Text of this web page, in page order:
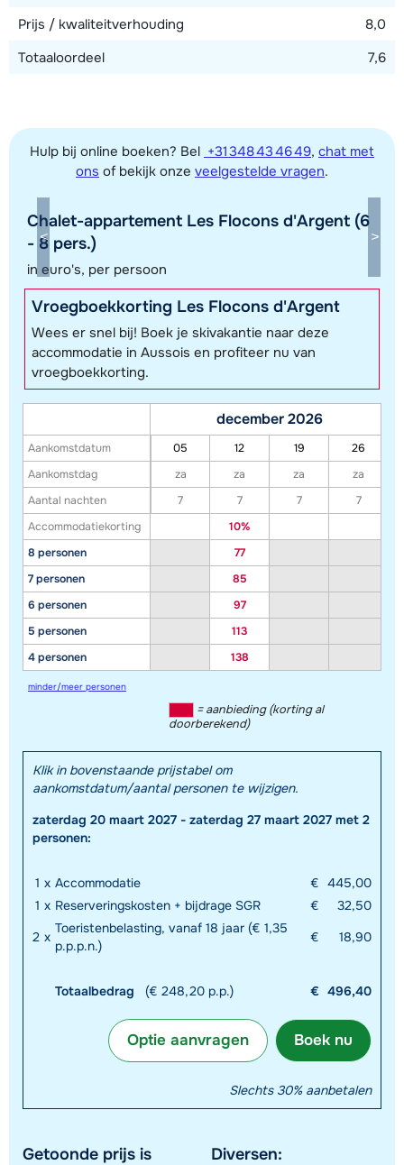
Toon alle accommodaties in dit gebied
Deze kaart geeft een indicatie van de ligging van onze accommodaties. De
exacte locatie kan enigszins afwijken.
Prijs / kwaliteitverhouding
8,0
Totaaloordeel
7,6
Hulp bij online boeken? Bel +31 348 43 46 49, chat met
ons of bekijk onze veelgestelde vragen.
Chalet-appartement Les Flocons d'Argent (6
- 8 pers.)
in euro's, per persoon
Vroegboekkorting Les Flocons d'Argent
Wees er snel bij! Boek je skivakantie naar deze
accommodatie in Aussois en profiteer nu van
vroegboekkorting.
Aankomstdatum
Aankomstdag
Aantal nachten
Accommodatiekorting
8 personen
7 personen
6 personen
5 personen
4 personen
december 2026
05 12 19
26
za
za za
za
7
7 7
7
10%
77
85
97
113
138
minder/meer personen
= aanbieding (korting al
doorberekend)
Klik in bovenstaande prijstabel om
aankomstdatum/aantal personen te wijzigen.
zaterdag 20 maart 2027 - zaterdag 27 maart 2027 met 2
personen:
1 x Accommodatie € 445,00
1 x Reserveringskosten + bijdrage SGR €
32,50
2 x
Toeristenbelasting, vanaf 18 jaar (€ 1,35
p.p.p.n.)
€ 18,90
Totaalbedrag (€ 248,20 p.p.) € 496,40
Boek nu
Optie aanvragen
Slechts 30% aanbetalen
Getoonde prijs is
Diversen: